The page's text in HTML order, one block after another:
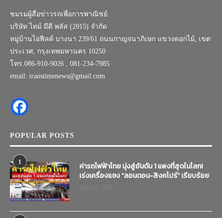
ชมรมผู้สื่อข่าวรถเพื่อการพาณิชย์
บริษัท ไทม์ มีดี พลัส (2015) จำกัด
หมู่บ้านไอฟีลด์ บางนา 239/61 ถนนกาญจนาภิเษก แขวงดอกไม้, เขต
ประเวศ, กรุงเทพมหานคร 10250
โทร.086-910-9026 , 081-234-7985
email: transtimenews@gmail.com
POPULAR POSTS
1
ค่ารถไฟฟ้าไทย มุ่งสู่อันดับ 1 แพงที่สุดในโลก!
เร่งเครื่องแซง “ลอนดอน-สิงคโปร์” เรียบร้อย